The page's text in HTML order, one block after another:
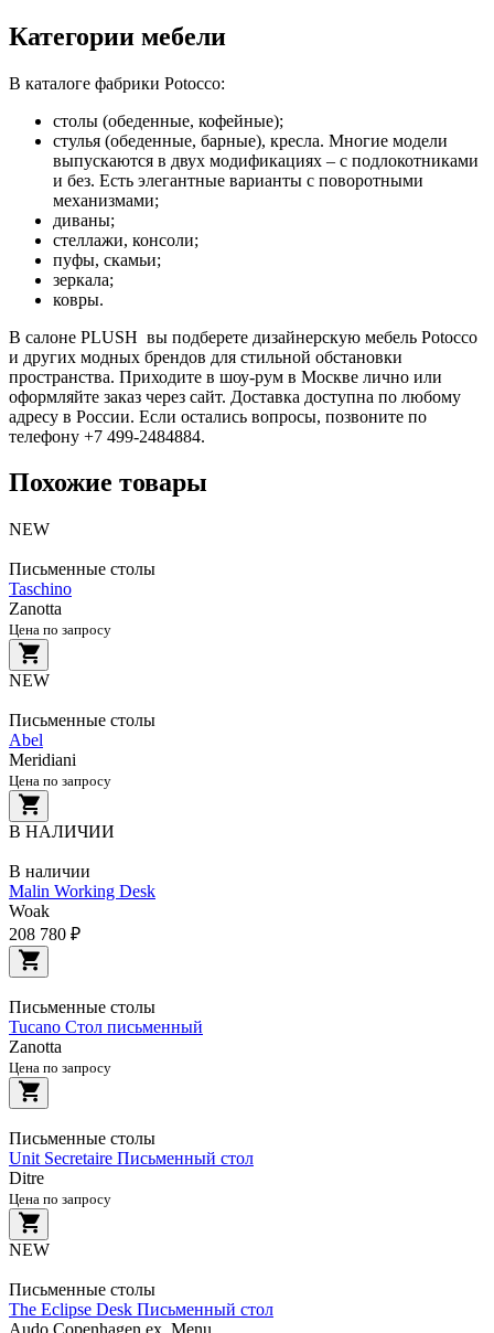
Категории мебели
В каталоге фабрики Potocco:
столы (обеденные, кофейные);
стулья (обеденные, барные), кресла. Многие модели
выпускаются в двух модификациях – с подлокотниками
и без. Есть элегантные варианты с поворотными
механизмами;
диваны;
стеллажи, консоли;
пуфы, скамьи;
зеркала;
ковры.
В салоне PLUSH вы подберете дизайнерскую мебель Potocco
и других модных брендов для стильной обстановки
пространства. Приходите в шоу-рум в Москве лично или
оформляйте заказ через сайт. Доставка доступна по любому
адресу в России. Если остались вопросы, позвоните по
телефону +7 499-2484884.
Похожие товары
NEW
Письменные столы
Taschino
Zanotta
Цена по запросу
NEW
Письменные столы
Abel
Meridiani
Цена по запросу
В НАЛИЧИИ
В наличии
Malin Working Desk
Woak
208 780 ₽
Письменные столы
Tucano Стол письменный
Zanotta
Цена по запросу
Письменные столы
Unit Secretaire Письменный стол
Ditre
Цена по запросу
NEW
Письменные столы
The Eclipse Desk Письменный стол